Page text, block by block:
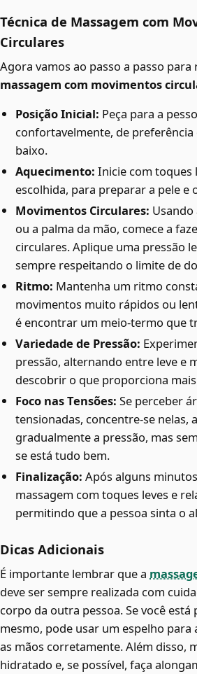
Técnica de Massagem com
Circulares
Agora vamos ao passo a passo para
massagem com movimentos
Posição Inicial: Peça para a
confortavelmente, de
baixo.
Aquecimento: Inicie com toques
escolhida, para preparar a pele e
Movimentos Circulares:
ou a palma da mão, comece a
circulares. Aplique uma pressão
sempre respeitando o limite de
Ritmo: Mantenha um ritmo
movimentos muito rápidos ou
é encontrar um meio-termo que
Variedade de Pressão:
pressão, alternando entre leve e
descobrir o que proporciona
Foco nas Tensões: Se perceber
tensionadas, concentre-se nelas,
gradualmente a pressão, mas
se está tudo bem.
Finalização: Após alguns
massagem com toques leves e
permitindo que a pessoa sinta o
Dicas Adicionais
É importante lembrar que a
deve ser sempre realizada com
corpo da outra pessoa. Se você está
mesmo, pode usar um espelho
as mãos corretamente. Além disso,
hidratado e, se possível, faça